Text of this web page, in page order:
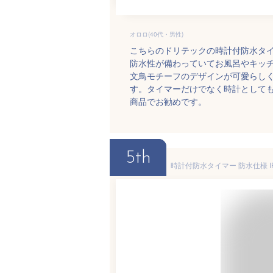
オロロ(40代・男性)
こちらのドリテックの時計付防水タ
防水性が備わっていてお風呂やキッ
文鳥モチーフのデザインが可愛ら
す。タイマーだけでなく時計として
商品でお勧めです。
5th